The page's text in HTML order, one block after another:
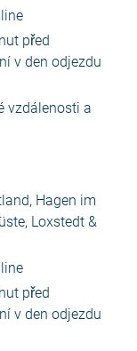
před
v den odjezdu
vzdálenosti a
Hagen im
Loxstedt &
před
v den odjezdu